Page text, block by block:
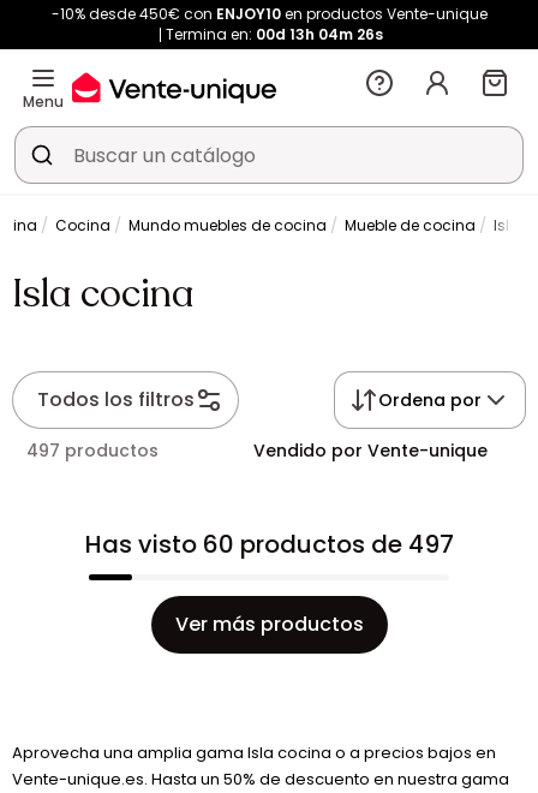
-10% desde 450€ con ENJOY10en productos Vente-unique
Termina en: 00d 13h 04m 25s
Menu
Cocina Mundo muebles de cocina Mueble de cocina Isla
Isla cocina
Todos los filtros Ordena por
497 productos Vendido por Vente-unique
Has visto 60 productos de 497
Ver más productos
Aprovecha una amplia gama Isla cocina o a precios bajos en
Vente-unique.es. Hasta un 50% de descuento en nuestra gama